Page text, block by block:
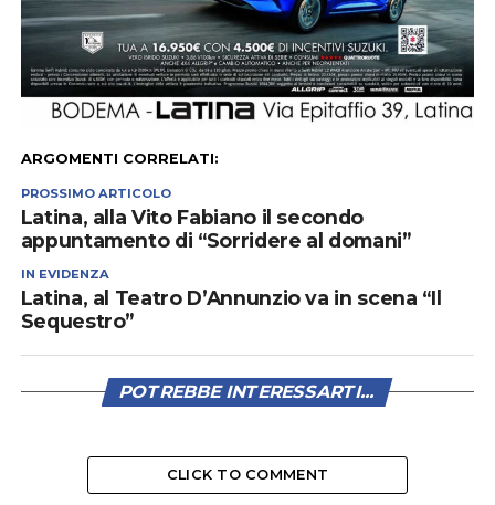
ARGOMENTI CORRELATI:
PROSSIMO ARTICOLO
Latina, alla Vito Fabiano il secondo
appuntamento di “Sorridere al domani”
IN EVIDENZA
Latina, al Teatro D’Annunzio va in scena “Il
Sequestro”
POTREBBE INTERESSARTI...
CLICK TO COMMENT